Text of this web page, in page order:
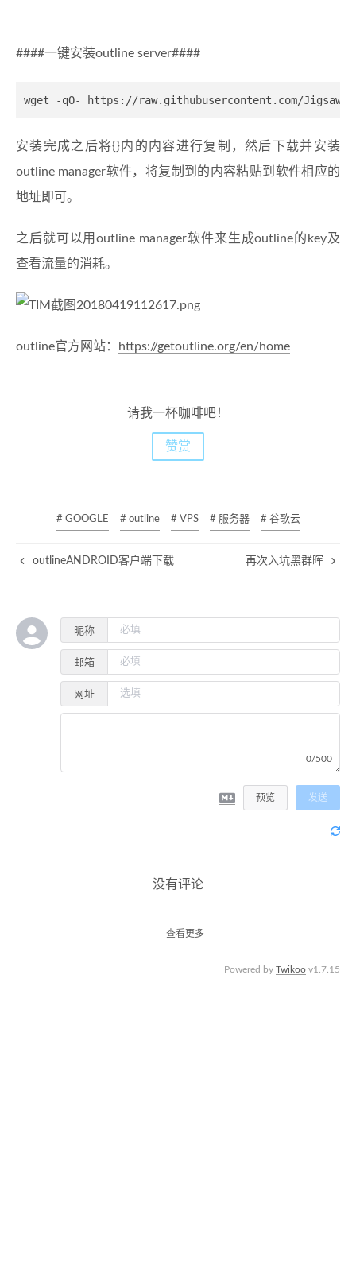
####一键安装outline server####
安装完成之后将{}内的内容进行复制，然后下载并安装
outline manager软件，将复制到的内容粘贴到软件相应的
地址即可。
之后就可以用outline manager软件来生成outline的key及
查看流量的消耗。
outline官方网站： https://getoutline.org/en/home
请我一杯咖啡吧！
赞赏
# GOOGLE # outline # VPS # 服务器 # 谷歌云
outlineANDROID客户端下载 再次入坑黑群晖
昵称
邮箱
网址
0/500
预览 发送
没有评论
查看更多
Powered by Twikoo v1.7.15